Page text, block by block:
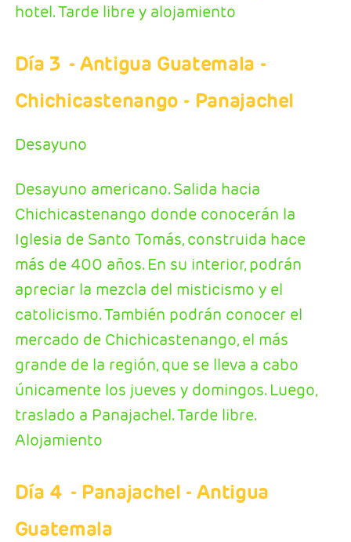
hotel. Tarde libre y alojamiento
Día 3 - Antigua Guatemala -
Chichicastenango - Panajachel
Desayuno
Desayuno americano. Salida hacia
Chichicastenango donde conocerán la
Iglesia de Santo Tomás, construida hace
más de 400 años. En su interior, podrán
apreciar la mezcla del misticismo y el
catolicismo. También podrán conocer el
mercado de Chichicastenango, el más
grande de la región, que se lleva a cabo
únicamente los jueves y domingos. Luego,
traslado a Panajachel. Tarde libre.
Alojamiento
Día 4 - Panajachel - Antigua
Guatemala